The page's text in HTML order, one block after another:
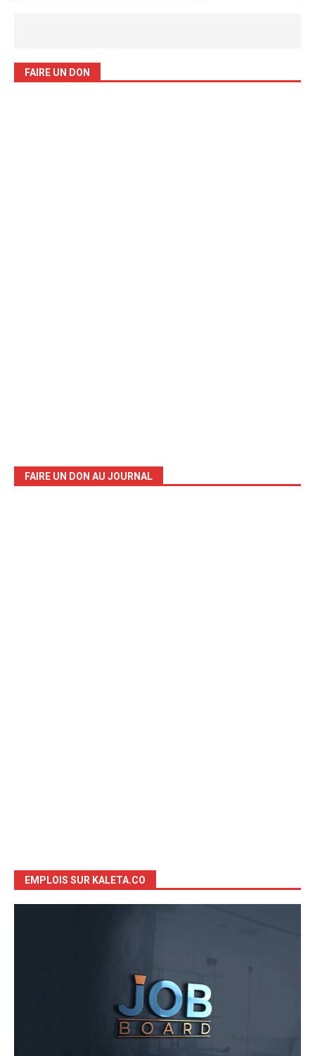
FAIRE UN DON
FAIRE UN DON AU JOURNAL
EMPLOIS SUR KALETA.CO